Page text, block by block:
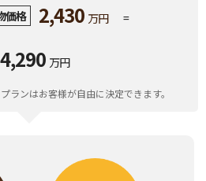
価格 2,430 万円 =
4,290 万円
ランはお客様が自由に決定できます。